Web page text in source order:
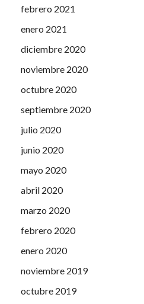
febrero 2021
enero 2021
diciembre 2020
noviembre 2020
octubre 2020
septiembre 2020
julio 2020
junio 2020
mayo 2020
abril 2020
marzo 2020
febrero 2020
enero 2020
noviembre 2019
octubre 2019